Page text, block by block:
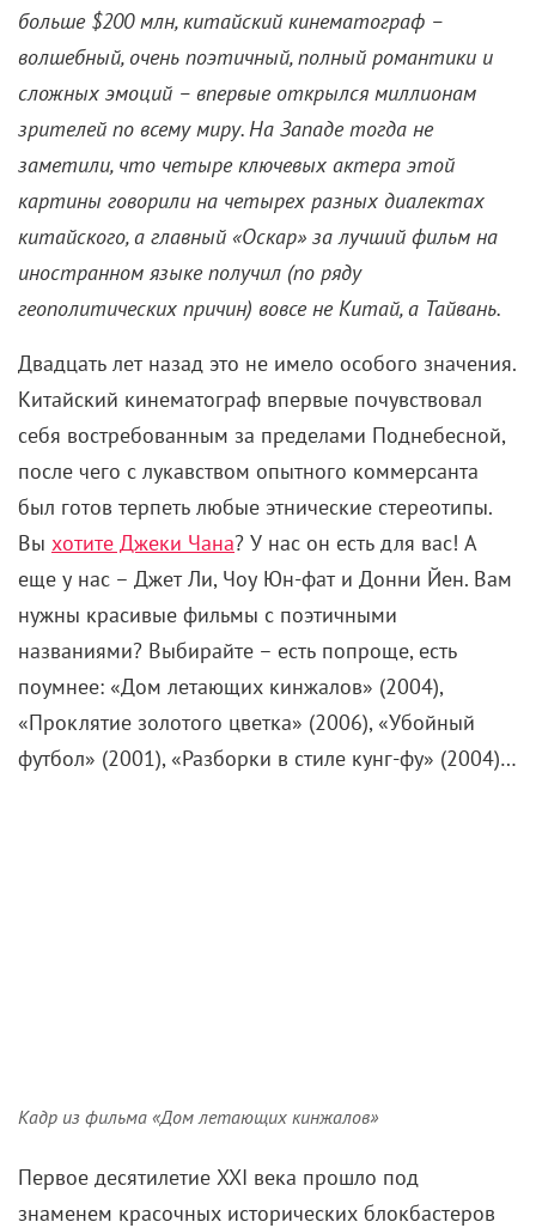
больше $200 млн, китайский кинематограф –
волшебный, очень поэтичный, полный романтики и
сложных эмоций – впервые открылся миллионам
зрителей по всему миру. На Западе тогда не
заметили, что четыре ключевых актера этой
картины говорили на четырех разных диалектах
китайского, а главный «Оскар» за лучший фильм на
иностранном языке получил (по ряду
геополитических причин) вовсе не Китай, а Тайвань.
Двадцать лет назад это не имело особого значения.
Китайский кинематограф впервые почувствовал
себя востребованным за пределами Поднебесной,
после чего с лукавством опытного коммерсанта
был готов терпеть любые этнические стереотипы.
Вы хотите Джеки Чана? У нас он есть для вас! А
еще у нас – Джет Ли, Чоу Юн-фат и Донни Йен. Вам
нужны красивые фильмы с поэтичными
названиями? Выбирайте – есть попроще, есть
поумнее: «Дом летающих кинжалов» (2004),
«Проклятие золотого цветка» (2006), «Убойный
футбол» (2001), «Разборки в стиле кунг-фу» (2004)…
Кадр из фильма «Дом летающих кинжалов»
Первое десятилетие XXI века прошло под
знаменем красочных исторических блокбастеров